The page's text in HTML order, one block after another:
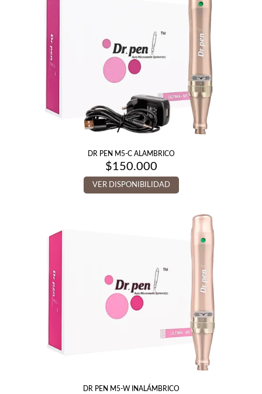
DR PEN M5-C ALAMBRICO
$150.000
VER DISPONIBILIDAD
DR PEN M5-W INALÁMBRICO